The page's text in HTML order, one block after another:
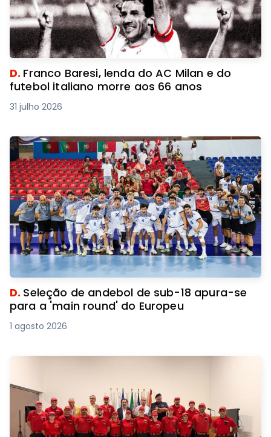
D. Franco Baresi, lenda do AC Milan e do
futebol italiano morre aos 66 anos
31 julho 2026
D. Seleção de andebol de sub-18 apura-se
para a 'main round' do Europeu
1 agosto 2026